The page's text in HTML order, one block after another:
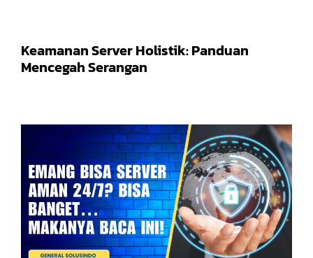
Keamanan Server Holistik: Panduan
Mencegah Serangan